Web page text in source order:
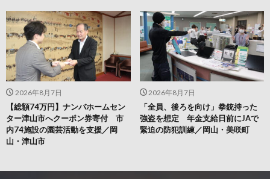
2026年8月7日
「全員、後ろを向け」拳銃持った
強盗を想定 年金支給日前にJAで
緊迫の防犯訓練／岡山・美咲町
2026年8月7日
【総額74万円】ナンバホームセン
ター津山市へクーポン券寄付 市
内74施設の園芸活動を支援／岡
山・津山市